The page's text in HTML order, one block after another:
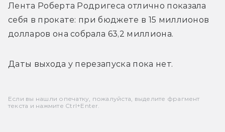
Лента Роберта Родригеса отлично показала
себя в прокате: при бюджете в 15 миллионов
долларов она собрала 63,2 миллиона.
Даты выхода у перезапуска пока нет.
Если вы нашли опечатку, пожалуйста, выделите фрагмент
текста и нажмите Ctrl+Enter.